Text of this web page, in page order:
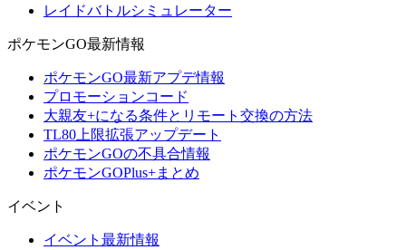
レイドバトルシミュレーター
ポケモンGO最新情報
ポケモンGO最新アプデ情報
プロモーションコード
大親友+になる条件とリモート交換の方法
TL80上限拡張アップデート
ポケモンGOの不具合情報
ポケモンGOPlus+まとめ
イベント
イベント最新情報